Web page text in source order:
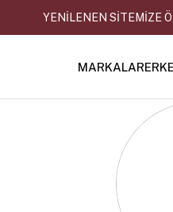
YENİLENEN SİTEMİZE
MARKALAR